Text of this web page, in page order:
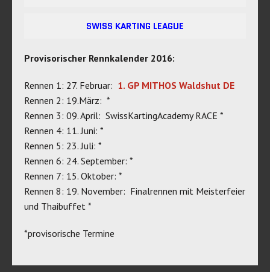
SWISS KARTING LEAGUE
Provisorischer Rennkalender 2016:
Rennen 1: 27. Februar: 1. GP MITHOS Waldshut DE
Rennen 2: 19.März: *
Rennen 3: 09. April: SwissKartingAcademy RACE *
Rennen 4: 11. Juni: *
Rennen 5: 23. Juli: *
Rennen 6: 24. September: *
Rennen 7: 15. Oktober: *
Rennen 8: 19. November: Finalrennen mit Meisterfeier
und Thaibuffet *
*provisorische Termine